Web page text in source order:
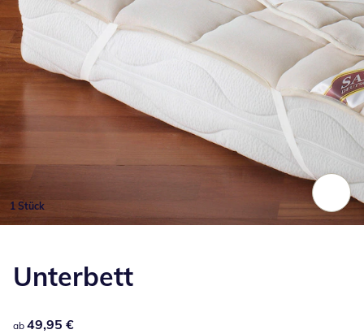
1 Stück
Unterbett
49,95 €
ab 49,95 €